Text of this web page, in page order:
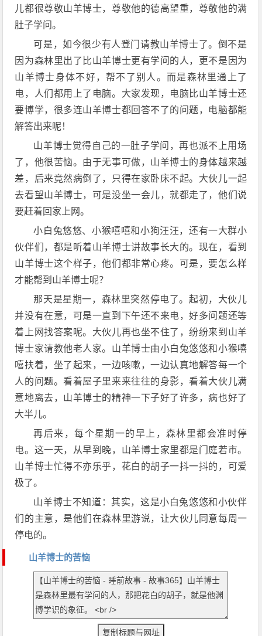
儿都很尊敬山羊博士，尊敬他的德高望重，尊敬他的满
肚子学问。
可是，如今很少有人登门请教山羊博士了。倒不是
因为森林里出了比山羊博士更有学问的人，更不是因为
山羊博士身体不好，帮不了别人。而是森林里通上了
电，人们都用上了电脑。大家发现，电脑比山羊博士还
要博学，很多连山羊博士都回答不了的问题，电脑都能
解答出来呢！
山羊博士觉得自己的一肚子学问，再也派不上用场
了，他很苦恼。由于无事可做，山羊博士的身体越来越
差，后来竟然病倒了，只得在家卧床不起。大伙儿一起
去看望山羊博士，可是没坐一会儿，就都走了，他们说
要赶着回家上网。
小白兔悠悠、小猴嘻嘻和小狗汪汪，还有一大群小
伙伴们，都是听着山羊博士讲故事长大的。现在，看到
山羊博士这个样子，他们都非常心疼。可是，要怎么样
才能帮到山羊博士呢？
那天是星期一，森林里突然停电了。起初，大伙儿
并没有在意，可是一直到下午还不来电，好多问题还等
着上网找答案呢。大伙儿再也坐不住了，纷纷来到山羊
博士家请教他老人家。山羊博士由小白兔悠悠和小猴嘻
嘻扶着，坐了起来，一边咳嗽，一边认真地解答每一个
人的问题。看着屋子里来来往往的身影，看着大伙儿满
意地离去，山羊博士的精神一下子好了许多，病也好了
大半儿。
再后来，每个星期一的早上，森林里都会准时停
电。这一天，从早到晚，山羊博士家里都是门庭若市。
山羊博士忙得不亦乐乎，花白的胡子一抖一抖的，可爱
极了。
山羊博士不知道：其实，这是小白兔悠悠和小伙伴
们的主意，是他们在森林里游说，让大伙儿同意每周一
停电的。
山羊博士的苦恼